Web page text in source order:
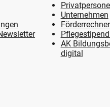
Unternehmen
Förderrechner
AK
digital